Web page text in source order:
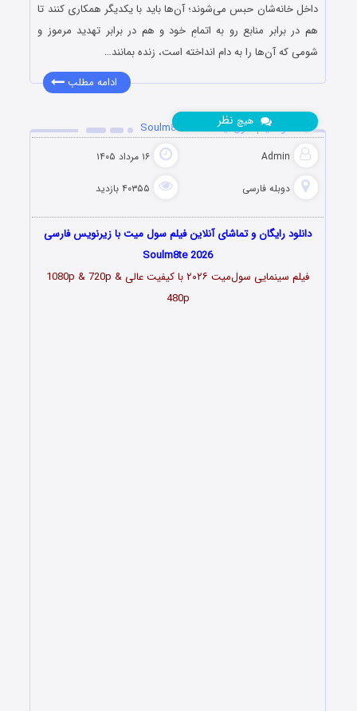
داخل خانه‌شان حبس می‌شوند؛ آن‌ها باید با یکدیگر همکاری کنند تا
هم در برابر منابع رو به اتمامِ خود و هم در برابر تهدید مرموز و
شومی که آن‌ها را به دام انداخته است، زنده بمانند…
ادامه مطلب
دانلود فیلم سول‌میت Soulm8te 2026
Admin ۱۶ مرداد ۱۴۰۵
دوبله فارسی ۴۰۳۵۵ بازدید
هیچ نظر
دانلود رایگان و تماشای آنلاین فیلم سول میت با زیرنویس فارسی
Soulm8te 2026
فیلم سینمایی سول‌میت ۲۰۲۶
با کیفیت عالی 1080p & 720p &
480p